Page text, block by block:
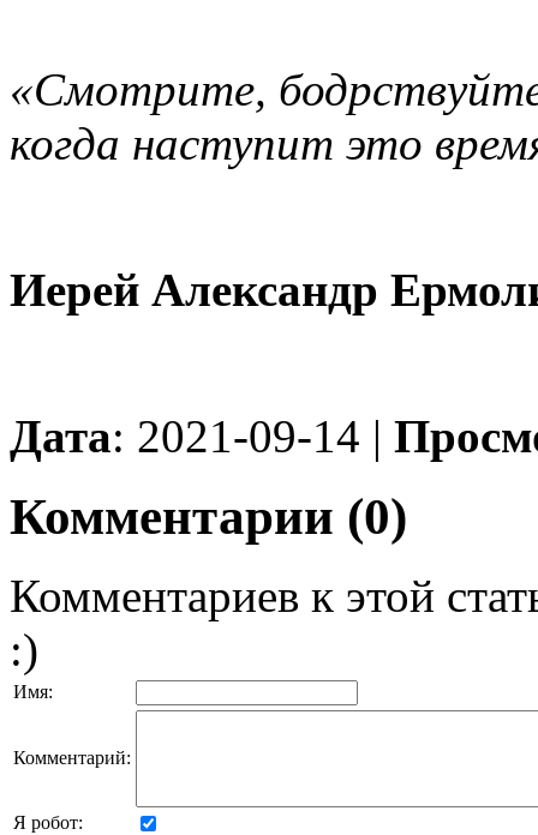
«Смотрите,
когда наступит это
Иерей Александр
Дата: 2021-09-14 |
Комментарии (0)
Комментариев к этой
:)
Имя:
Комментарий:
Я робот: